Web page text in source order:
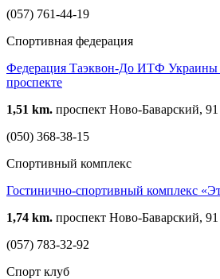
(057) 761-44-19
Спортивная федерация
Федерация Таэквон-До ИТФ Украины
проспекте
1,51 km. проспект Ново-Баварский, 91
(050) 368-38-15
Спортивный комплекс
Гостинично-спортивный комплекс
1,74 km. проспект Ново-Баварский, 91
(057) 783-32-92
Спорт клуб